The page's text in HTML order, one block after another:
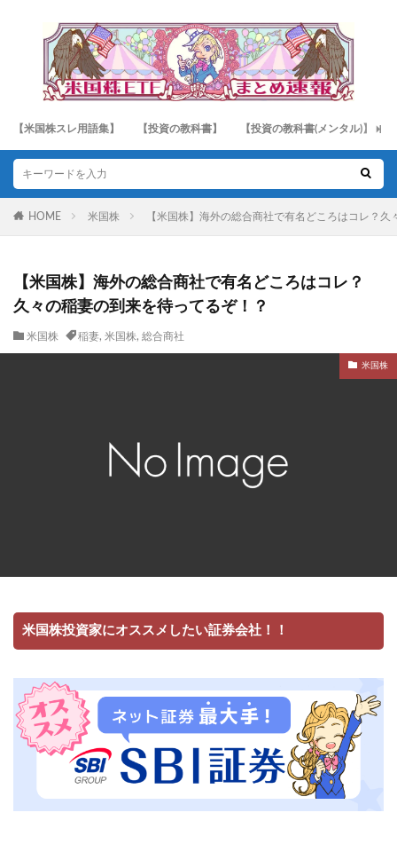
【米国株スレ用語集】 【投資の教科書】 【投資の教科書(メンタル)】
HOME 米国株 【米国株】海外の総合商社で有名どころはコレ？
【米国株】海外の総合商社で有名どころはコレ？
久々の稲妻の到来を待ってるぞ！？
米国株 稲妻, 米国株, 総合商社
米国株
米国株投資家にオススメしたい証券会社！！